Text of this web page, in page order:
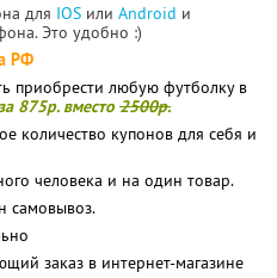
для IOS или Android и
Это удобно :)
РФ
приобрести любую футболку в
875р. вместо 2500р.
количество купонов для себя и
человека и на один товар.
самовывоз.
заказ в интернет-магазине